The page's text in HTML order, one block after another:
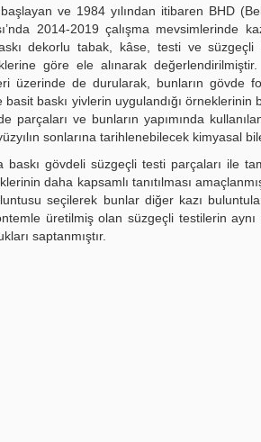
ve 1984 yılından itibaren BHD
2014-2019 çalışma mevsimlerinde
dekorlu tabak, kâse, testi ve
göre ele alınarak değerlendirilmiştir.
üzerinde de durularak, bunların gövde
baskı yivlerin uygulandığı
ve bunların yapımında
sonlarına tarihlenebilecek kimyasal
baskı gövdeli süzgeçli testi parçaları ile
daha kapsamlı tanıtılması
seçilerek bunlar diğer kazı
üretilmiş olan süzgeçli testilerin
saptanmıştır.